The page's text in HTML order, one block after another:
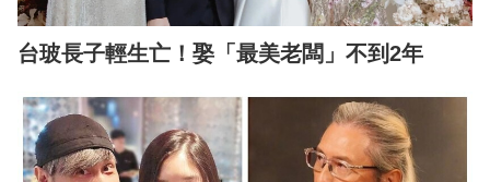
台玻長子輕生亡！娶「最美老闆」不到2年